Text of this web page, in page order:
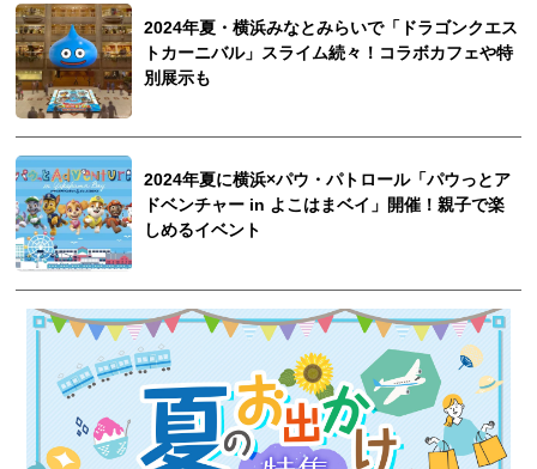
2024年夏・横浜みなとみらいで「ドラゴンクエス
トカーニバル」スライム続々！コラボカフェや特
別展示も
2024年夏に横浜×パウ・パトロール「パウっとア
ドベンチャー in よこはまベイ」開催！親子で楽
しめるイベント